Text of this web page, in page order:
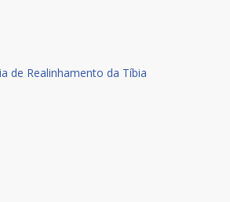
de Realinhamento da Tíbia